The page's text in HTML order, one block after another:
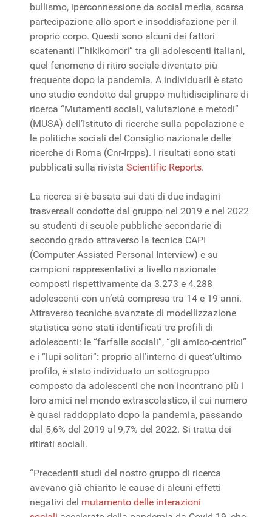
bullismo, iperconnessione da social media, scarsa
partecipazione allo sport e insoddisfazione per il
proprio corpo. Questi sono alcuni dei fattori
scatenanti l’”hikikomori” tra gli adolescenti italiani,
quel fenomeno di ritiro sociale diventato più
frequente dopo la pandemia. A individuarli è stato
uno studio condotto dal gruppo multidisciplinare di
ricerca “Mutamenti sociali, valutazione e metodi”
(MUSA) dell’Istituto di ricerche sulla popolazione e
le politiche sociali del Consiglio nazionale delle
ricerche di Roma (Cnr-Irpps). I risultati sono stati
pubblicati sulla rivista Scientific Reports.
La ricerca si è basata sui dati di due indagini
trasversali condotte dal gruppo nel 2019 e nel 2022
su studenti di scuole pubbliche secondarie di
secondo grado attraverso la tecnica CAPI
(Computer Assisted Personal Interview) e su
campioni rappresentativi a livello nazionale
composti rispettivamente da 3.273 e 4.288
adolescenti con un’età compresa tra 14 e 19 anni.
Attraverso tecniche avanzate di modellizzazione
statistica sono stati identificati tre profili di
adolescenti: le “farfalle sociali”, “gli amico-centrici”
e i “lupi solitari“: proprio all’interno di quest’ultimo
profilo, è stato individuato un sottogruppo
composto da adolescenti che non incontrano più i
loro amici nel mondo extrascolastico, il cui numero
è quasi raddoppiato dopo la pandemia, passando
dal 5,6% del 2019 al 9,7% del 2022. Si tratta dei
ritirati sociali.
“Precedenti studi del nostro gruppo di ricerca
avevano già chiarito le cause di alcuni effetti
negativi del mutamento delle interazioni